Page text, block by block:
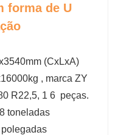
forma de U
(CxLxA)
, marca ZY
R22,5, 1 6 peças.
toneladas
polegadas